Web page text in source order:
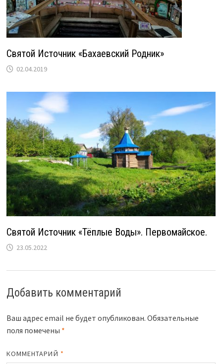
Святой Источник «Бахаевский Родник»
02.04.2019
Святой Источник «Тёплые Воды». Первомайское.
23.05.2022
Добавить комментарий
Ваш адрес email не будет опубликован. Обязательные
поля помечены *
КОММЕНТАРИЙ *